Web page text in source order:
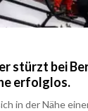
stürzt bei
erfolglos.
in der Nähe